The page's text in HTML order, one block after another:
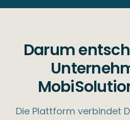
Darum
Die Plattform verbindet